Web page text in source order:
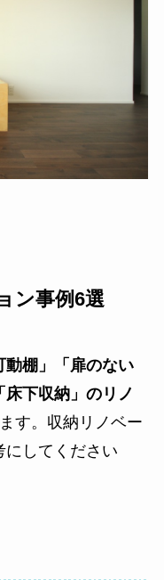
ン事例6選
動棚 」「 扉のない
床下収納」のリノ
す。収納リノベー
にしてください